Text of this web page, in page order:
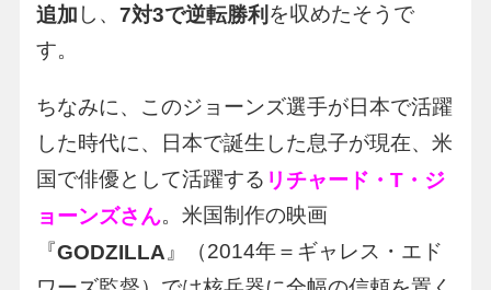
追加 し、 7対3で逆転勝利 を収めたそうで
す。
ちなみに、このジョーンズ選手が日本で活躍
した時代に、日本で誕生した息子が現在、米
国で俳優として活躍する リチャード・T・ジ
ョーンズさん。米国制作の映画
『GODZILLA 』（2014年＝ギャレス・エド